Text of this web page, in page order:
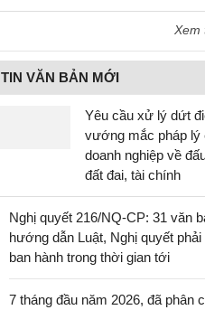
Xem
TIN VĂN BẢN MỚI
Yêu cầu xử lý dứt
vướng mắc pháp lý
doanh nghiệp về
đất đai, tài chính
Nghị quyết 216/NQ-CP: 31 văn
hướng dẫn Luật, Nghị quyết
ban hành trong thời gian tới
7 tháng đầu năm 2026, đã phân